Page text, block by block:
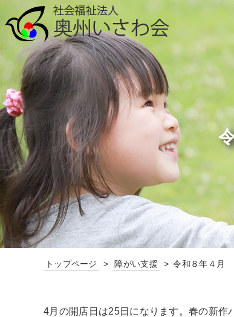
トップページ 障がい支援 令和８年４月
4月の開店日は25日になります。春の新